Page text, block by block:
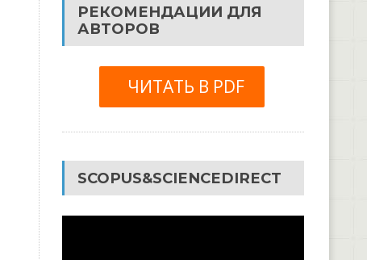
РЕКОМЕНДАЦИИ ДЛЯ
АВТОРОВ
ЧИТАТЬ В PDF
SCOPUS&SCIENCEDIRECT